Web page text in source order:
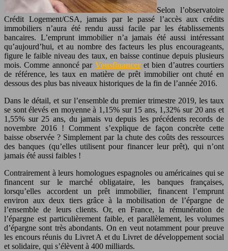
Selon l’observatoire
Crédit Logement/CSA, jamais par le passé l’accès aux crédits
immobiliers n’aura été rendu aussi facile par les établissements
bancaires. L’emprunt immobilier n’a jamais été aussi intéressant
qu’aujourd’hui, et au nombre des facteurs les plus encourageants,
figure le faible niveau des taux, en baisse continue depuis plusieurs
mois. Comme annoncé par Vousfinanceret bien d’autres courtiers
de référence, les taux en matière de prêt immobilier ont chuté en
dessous des plus bas niveaux historiques de la fin de l’année 2016.
Dans le détail, et sur l’ensemble du premier trimestre 2019, les taux
se sont élevés en moyenne à 1,15% sur 15 ans, 1,32% sur 20 ans et
1,55% sur 25 ans, du jamais vu depuis les précédents records de
novembre 2016 ! Comment s’explique de façon concrète cette
baisse observée ? Simplement par la chute des coûts des ressources
des banques (qu’elles utilisent pour financer leur prêt), qui n’ont
jamais été aussi faibles !
Contrairement à leurs homologues espagnoles ou américaines qui se
financent sur le marché obligataire, les banques françaises,
lorsqu’elles accordent un prêt immobilier, financent l’emprunt
environ aux deux tiers grâce à la mobilisation de l’épargne de
l’ensemble de leurs clients. Or, en France, la rémunération de
l’épargne est particulièrement faible, et parallèlement, les volumes
d’épargne sont très abondants. On en veut notamment pour preuve
les encours réunis du Livret A et du Livret de développement social
et solidaire, qui s’élèvent à 400 milliards.